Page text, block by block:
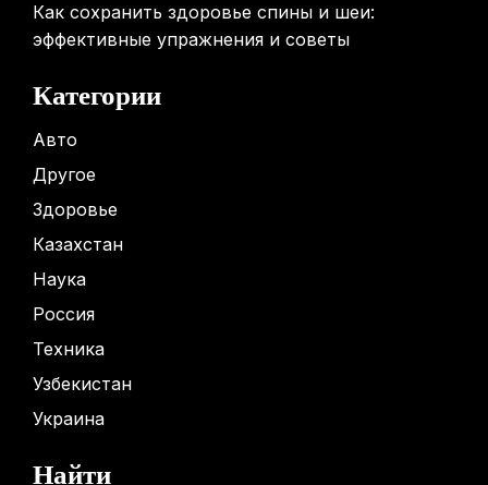
Как сохранить здоровье спины и шеи:
эффективные упражнения и советы
Категории
Авто
Другое
Здоровье
Казахстан
Наука
Россия
Техника
Узбекистан
Украина
Найти